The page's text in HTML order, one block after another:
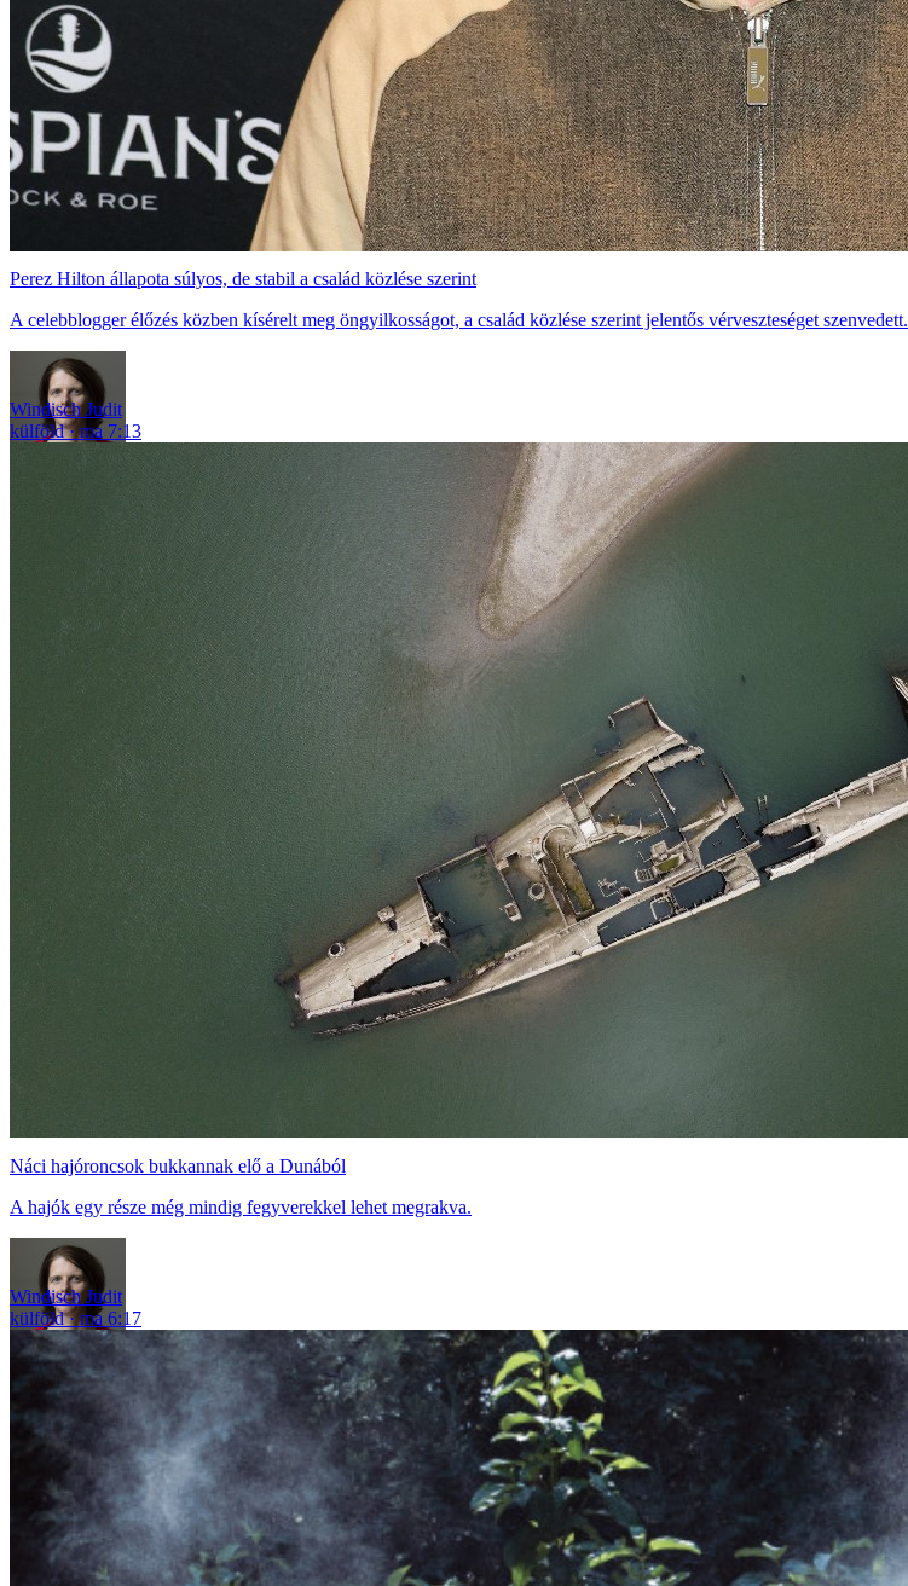
Perez Hilton állapota súlyos, de stabil a család közlése szerint
A celebblogger élőzés közben kísérelt meg öngyilkosságot, a család közlése szerint jelentős vérveszteséget szenvedett.
Windisch Judit
külföld
ma 7:13
Náci hajóroncsok bukkannak elő a Dunából
A hajók egy része még mindig fegyverekkel lehet megrakva.
Windisch Judit
külföld
ma 6:17